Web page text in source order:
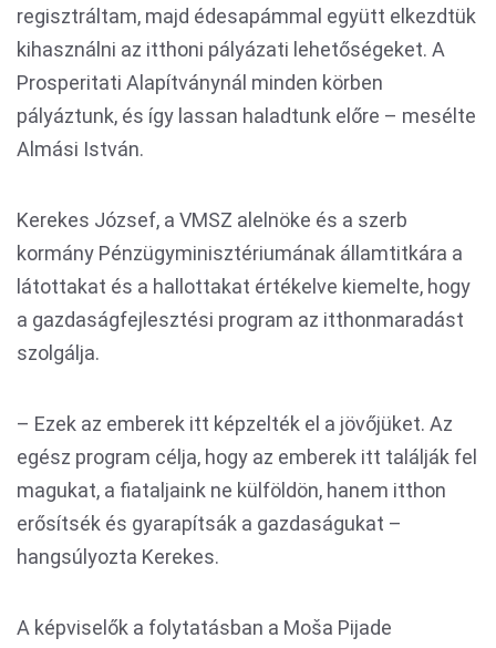
regisztráltam, majd édesapámmal együtt elkezdtük
kihasználni az itthoni pályázati lehetőségeket. A
Prosperitati Alapítványnál minden körben
pályáztunk, és így lassan haladtunk előre – mesélte
Almási István.
Kerekes József, a VMSZ alelnöke és a szerb
kormány Pénzügyminisztériumának államtitkára a
látottakat és a hallottakat értékelve kiemelte, hogy
a gazdaságfejlesztési program az itthonmaradást
szolgálja.
– Ezek az emberek itt képzelték el a jövőjüket. Az
egész program célja, hogy az emberek itt találják fel
magukat, a fiataljaink ne külföldön, hanem itthon
erősítsék és gyarapítsák a gazdaságukat –
hangsúlyozta Kerekes.
A képviselők a folytatásban a Moša Pijade